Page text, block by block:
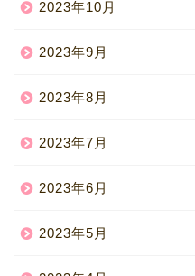
2023年10月
2023年9月
2023年8月
2023年7月
2023年6月
2023年5月